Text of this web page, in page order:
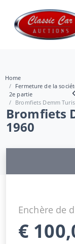
Home
Fermeture de la
2e partie
Bromfiets Demm
Bromfiets
1960
Enchère de
€